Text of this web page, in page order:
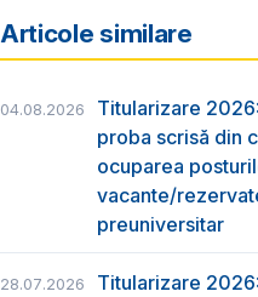
Articole similare
04.08.2026
Titularizare
proba scrisă din
ocuparea
vacante/
preuniversitar
28.07.2026
Titularizare